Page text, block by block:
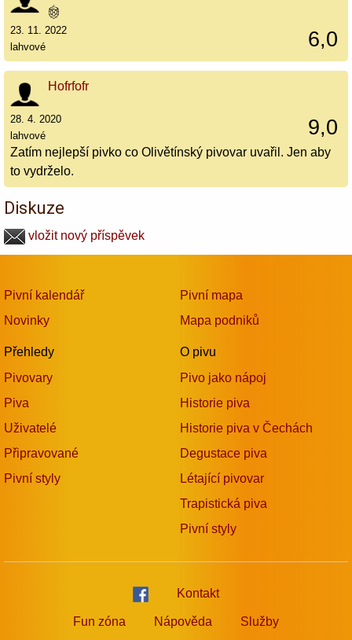
6,0
23. 11. 2022
lahvové
Hofrfofr
9,0
28. 4. 2020
lahvové
Zatím nejlepší pivko co Olivětínský pivovar uvařil. Jen aby
to vydrželo.
Diskuze
vložit nový příspěvek
Pivní kalendář
Novinky
Přehledy
Pivovary
Piva
Uživatelé
Připravované
Pivní styly
Pivní mapa
Mapa podniků
O pivu
Pivo jako nápoj
Historie piva
Historie piva v Čechách
Degustace piva
Létající pivovar
Trapistická piva
Pivní styly
Kontakt
Fun zóna Nápověda Služby